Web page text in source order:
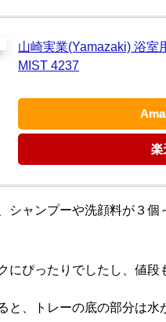
山崎実業(Yamazaki) 浴室
MIST 4237
楽
シャンプーや洗顔料が３
にぴったりでしたし、値段
と、トレーの底の部分は